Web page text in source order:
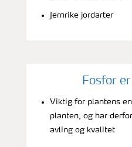
Jernrike jordarter
Fosfor
Viktig for plantens
planten, og har
avling og kvalitet